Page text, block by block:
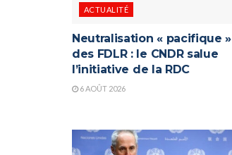
ACTUALITÉ
Neutralisation « pacifique »
des FDLR : le CNDR salue
l’initiative de la RDC
6 AOÛT 2026